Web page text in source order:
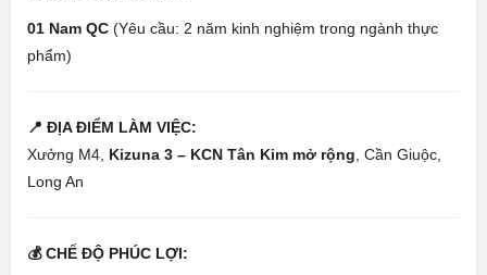
01 Nam QC (Yêu cầu: 2 năm kinh nghiệm trong ngành thực
phẩm)
📍 ĐỊA ĐIỂM LÀM VIỆC:
Xưởng M4, Kizuna 3 – KCN Tân Kim mở rộng , Cần Giuộc,
Long An
💰 CHẾ ĐỘ PHÚC LỢI: